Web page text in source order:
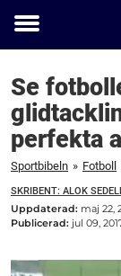
Toggle
Se
perfekta
Sportbibeln » Fotboll
SKRIBENT: ALOK
Uppdaterad: maj 22,
Publicerad: jul 09,